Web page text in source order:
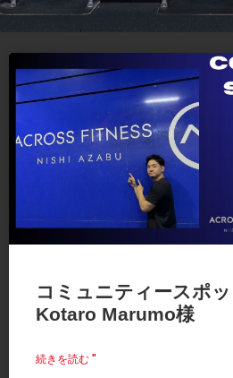
コミュニティースポッ
Kotaro Marumo様
続きを読む "